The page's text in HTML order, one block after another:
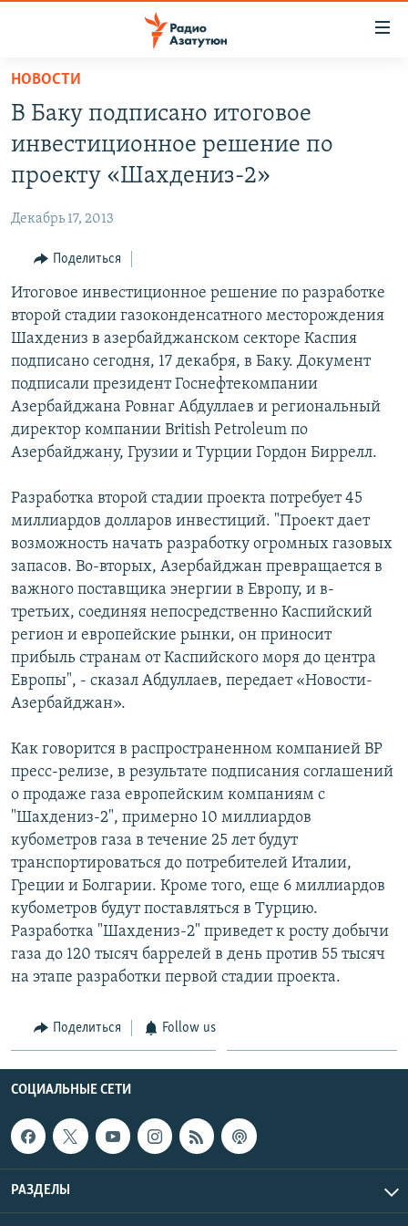
Перейти
основному
содержанию
основной
навигации
Перейти
поиску
НОВОСТИ
ЭКОНОМИКА
РЕГИОН
НАГОРНЫЙ КАРАБАХ
КУЛЬТУРА
СПОРТ
АРХИВ
Հայերեն
Русский
Все сайты Радио Азатутюн
НОВОСТИ
В Баку подписано итоговое
инвестиционное решение по
проекту «Шахдениз-2»
Декабрь 17, 2013
Поделиться
Итоговое инвестиционное решение по разработке
второй стадии газоконденсатного месторождения
Шахдениз в азербайджанском секторе Каспия
подписано сегодня, 17 декабря, в Баку. Документ
подписали президент Госнефтекомпании
Азербайджана Ровнаг Абдуллаев и региональный
директор компании Вritish Рetroleum по
Азербайджану, Грузии и Турции Гордон Биррелл.
Разработка второй стадии проекта потребует 45
миллиардов долларов инвестиций. "Проект дает
возможность начать разработку огромных газовых
запасов. Во-вторых, Азербайджан превращается в
важного поставщика энергии в Европу, и в-
третьих, соединяя непосредственно Каспийский
регион и европейские рынки, он приносит
прибыль странам от Каспийского моря до центра
Европы", - сказал Абдуллаев, передает «Новости-
Азербайджан».
Как говорится в распространенном компанией ВР
пресс-релизе, в результате подписания соглашений
о продаже газа европейским компаниям с
"Шахдениз-2", примерно 10 миллиардов
кубометров газа в течение 25 лет будут
транспортироваться до потребителей Италии,
Греции и Болгарии. Кроме того, еще 6 миллиардов
кубометров будут поставляться в Турцию.
Разработка "Шахдениз-2" приведет к росту добычи
газа до 120 тысяч баррелей в день против 55 тысяч
на этапе разработки первой стадии проекта.
Поделиться Follow us
СОЦИАЛЬНЫЕ СЕТИ
РАЗДЕЛЫ